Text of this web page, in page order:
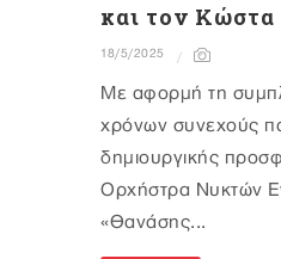
και τον Κώστα
18/5/2025
Με αφορμή τη
χρόνων συνεχούς
δημιουργικής
Ορχήστρα Νυκτών
«Θανάσης...